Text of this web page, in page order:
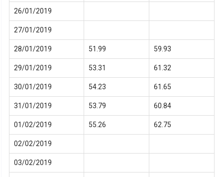
26/01/2019
27/01/2019
28/01/2019 51.99 59.93
29/01/2019 53.31 61.32
30/01/2019 54.23 61.65
31/01/2019 53.79 60.84
01/02/2019 55.26 62.75
02/02/2019
03/02/2019